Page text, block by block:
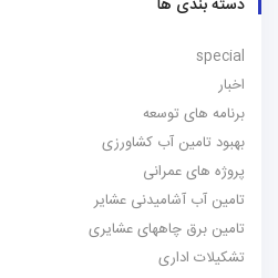
دسته بندی ها
special
اخبار
برنامه های توسعه
بهبود تامین آب کشاورزی
پروژه های عمرانی
تامین آب آشامیدنی عشایر
تامین برق چاههای عشایری
تشکیلات اداری